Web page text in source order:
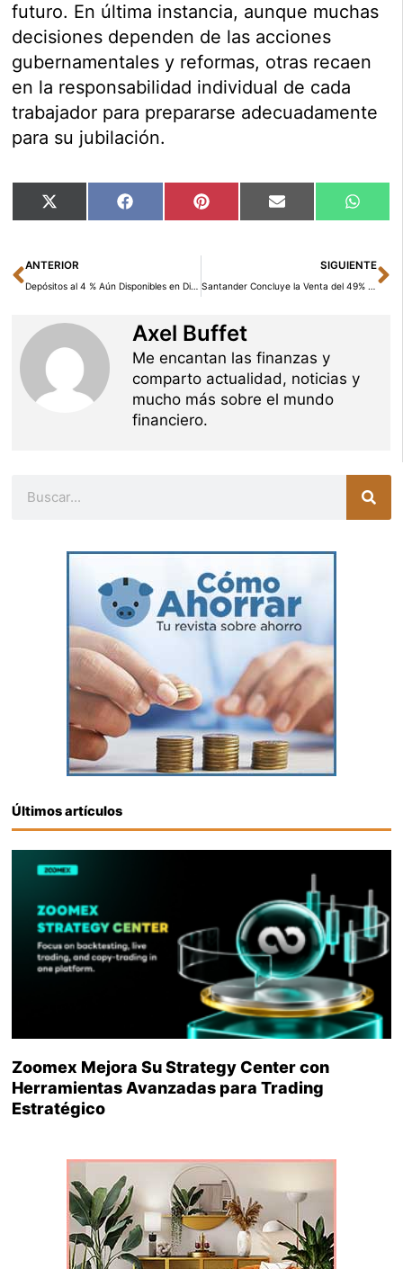
futuro. En última instancia, aunque muchas
decisiones dependen de las acciones
gubernamentales y reformas, otras recaen
en la responsabilidad individual de cada
trabajador para prepararse adecuadamente
para su jubilación.
Compartir
en
X
(Twitter)
Compartir
en
Facebook Compartir
en
Pinterest Compartir
en
Email
en
Ant
ANTERIOR
Depósitos al 4 % Aún Disponibles en Diversas Entidades: ¿Cuáles son los Plazos y Requisitos Exigidos?
SIGUIENTE
Santander Concluye la Venta del 49% de Santander Bank Polska a Erste Group
Axel Buffet
Me encantan las finanzas y
comparto actualidad, noticias y
mucho más sobre el mundo
financiero.
Últimos artículos
Zoomex Mejora Su Strategy Center con
Herramientas Avanzadas para Trading
Estratégico